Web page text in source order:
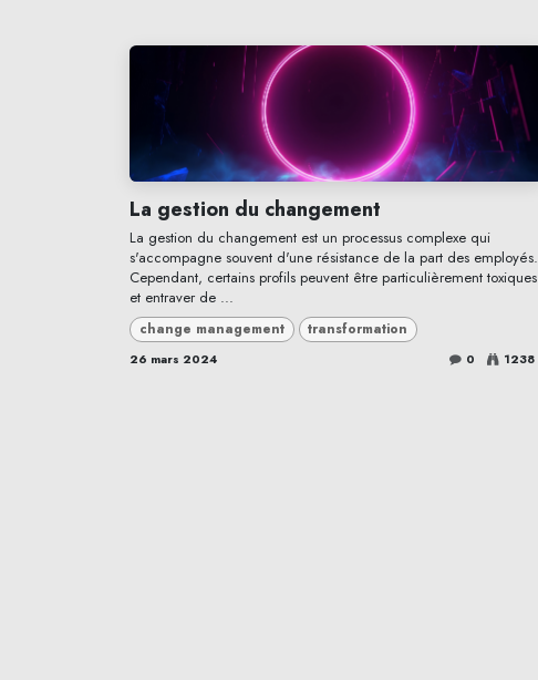
La gestion du changement
La gestion du changement est un processus complexe qui
s'accompagne souvent d'une résistance de la part des employés.
Cependant, certains profils peuvent être particulièrement toxiques
et entraver de ...
change management transformation
26 mars 2024 0 1238